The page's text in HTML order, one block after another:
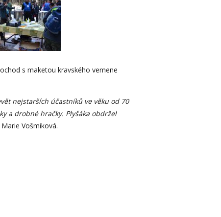
s maketou kravského vemene
nejstarších účastníků ve věku od 70
a drobné hračky. Plyšáka obdržel
Vošmiková.